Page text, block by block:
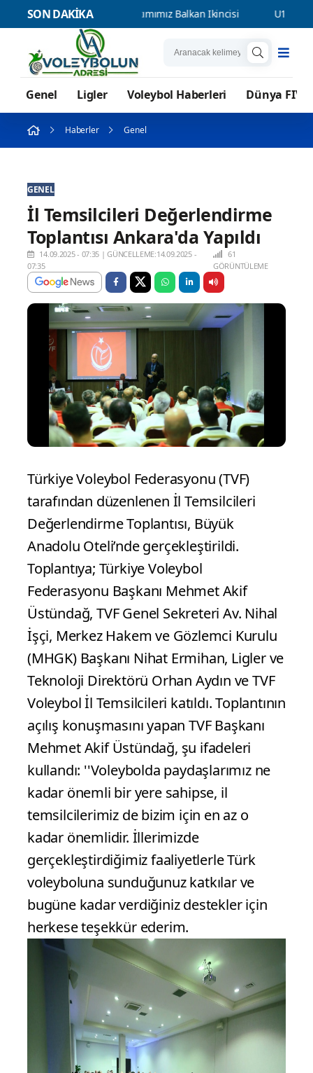
SON DAKİKA
Erkek Milli Takımımız Balkan İkincisi U17 Kız Milli
Genel Ligler Voleybol Haberleri Dünya
Haberler Genel
GENEL
İl Temsilcileri Değerlendirme
Toplantısı Ankara'da Yapıldı
14.09.2025 - 07:35 |GÜNCELLEME:14.09.2025 -
07:35
61
GÖRÜNTÜLEME
Türkiye Voleybol Federasyonu (TVF)
tarafından düzenlenen İl Temsilcileri
Değerlendirme Toplantısı, Büyük
Anadolu Oteli’nde gerçekleştirildi.
Toplantıya; Türkiye Voleybol
Federasyonu Başkanı Mehmet Akif
Üstündağ, TVF Genel Sekreteri Av. Nihal
İşçi, Merkez Hakem ve Gözlemci Kurulu
(MHGK) Başkanı Nihat Ermihan, Ligler ve
Teknoloji Direktörü Orhan Aydın ve TVF
Voleybol İl Temsilcileri katıldı. Toplantının
açılış konuşmasını yapan TVF Başkanı
Mehmet Akif Üstündağ, şu ifadeleri
kullandı: ''Voleybolda paydaşlarımız ne
kadar önemli bir yere sahipse, il
temsilcilerimiz de bizim için en az o
kadar önemlidir. İllerimizde
gerçekleştirdiğimiz faaliyetlerle Türk
voleyboluna sunduğunuz katkılar ve
bugüne kadar verdiğiniz destekler için
herkese teşekkür ederim.